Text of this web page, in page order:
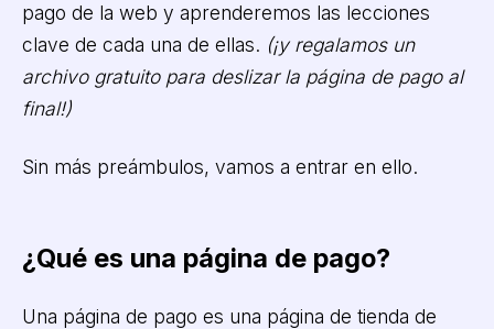
pago de la web y aprenderemos las lecciones
clave de cada una de ellas. (¡y regalamos un
archivo gratuito para deslizar la página de pago al
final!)
Sin más preámbulos, vamos a entrar en ello.
¿Qué es una página de pago?
Una página de pago es una página de tienda de